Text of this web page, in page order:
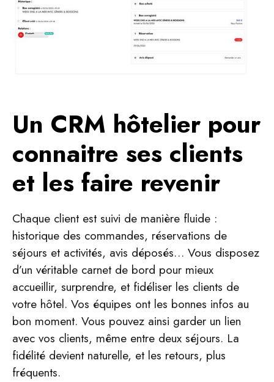
Un CRM hôtelier pour
connaitre ses clients
et les faire revenir
Chaque client est suivi de manière fluide :
historique des commandes, réservations de
séjours et activités, avis déposés… Vous disposez
d’un véritable carnet de bord pour mieux
accueillir, surprendre, et fidéliser les clients de
votre hôtel. Vos équipes ont les bonnes infos au
bon moment. Vous pouvez ainsi garder un lien
avec vos clients, même entre deux séjours. La
fidélité devient naturelle, et les retours, plus
fréquents.